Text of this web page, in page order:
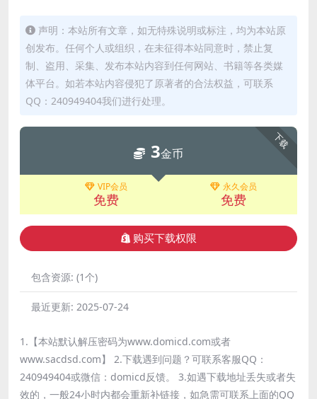
声明：本站所有文章，如无特殊说明或标注，均为本站原
创发布。任何个人或组织，在未征得本站同意时，禁止复
制、盗用、采集、发布本站内容到任何网站、书籍等各类媒
体平台。如若本站内容侵犯了原著者的合法权益，可联系
QQ：240949404我们进行处理。
下载
3金币
VIP会员
免费
永久会员
免费
购买下载权限
包含资源: (1个)
最近更新: 2025-07-24
1.【本站默认解压密码为www.domicd.com或者
www.sacdsd.com】 2.下载遇到问题？可联系客服QQ：
240949404或微信：domicd反馈。 3.如遇下载地址丢失或者失
效的，一般24小时内都会重新补链接，如急需可联系上面的QQ